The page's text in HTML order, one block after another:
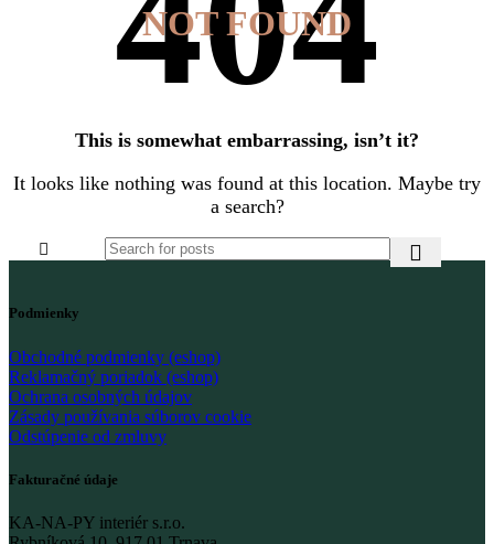
NOT FOUND
This is somewhat embarrassing, isn’t it?
It looks like nothing was found at this location. Maybe try
a search?
Podmienky
Obchodné podmienky (eshop)
Reklamačný poriadok (eshop)
Ochrana osobných údajov
Zásady používania súborov cookie
Odstúpenie od zmluvy
Fakturačné údaje
KA-NA-PY interiér s.r.o.